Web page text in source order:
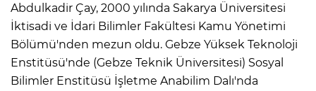
Abdulkadir Çay, 2000 yılında Sakarya Üniversitesi
İktisadi ve İdari Bilimler Fakültesi Kamu Yönetimi
Bölümü'nden mezun oldu. Gebze Yüksek Teknoloji
Enstitüsü'nde (Gebze Teknik Üniversitesi) Sosyal
Bilimler Enstitüsü İşletme Anabilim Dalı'nda